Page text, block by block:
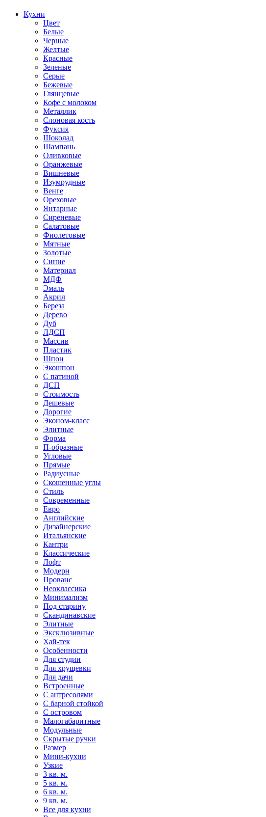
Кухни
Цвет
Белые
Черные
Желтые
Красные
Зеленые
Серые
Бежевые
Глянцевые
Кофе с молоком
Металлик
Слоновая кость
Фуксия
Шоколад
Шампань
Оливковые
Оранжевые
Вишневые
Изумрудные
Венге
Ореховые
Янтарные
Сиреневые
Салатовые
Фиолетовые
Мятные
Золотые
Синие
Материал
МДФ
Эмаль
Акрил
Береза
Дерево
Дуб
ЛДСП
Массив
Пластик
Шпон
Экошпон
С патиной
ДСП
Стоимость
Дешевые
Дорогие
Эконом-класс
Элитные
Форма
П-образные
Угловые
Прямые
Радиусные
Скошенные углы
Стиль
Современные
Евро
Английские
Дизайнерские
Итальянские
Кантри
Классические
Лофт
Модерн
Прованс
Неоклассика
Минимализм
Под старину
Скандинавские
Элитные
Эксклюзивные
Хай-тек
Особенности
Для студии
Для хрущевки
Для дачи
Встроенные
С антресолями
С барной стойкой
С островом
Малогабаритные
Модульные
Скрытые ручки
Размер
Мини-кухни
Узкие
3 кв. м.
5 кв. м.
6 кв. м.
9 кв. м.
Все для кухни